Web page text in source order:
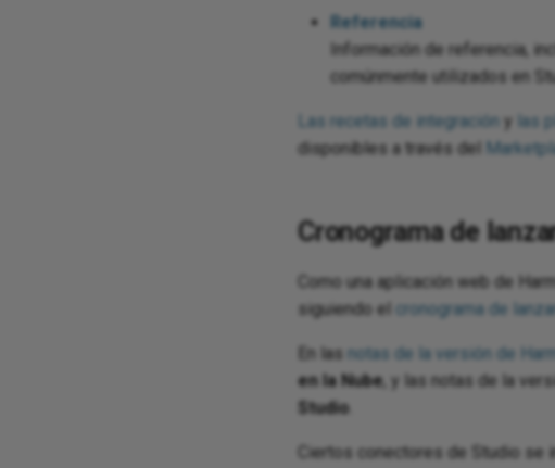
Referencia
Información de referencia,
comúnmente utilizados en
Las recetas de integración y las
disponibles a través del
Cronograma de
Como una aplicación web de
siguiendo el
cronograma de
En las notas de la versión de
en la Nube , y las notas de la
Studio
Ciertos conectores de Studio